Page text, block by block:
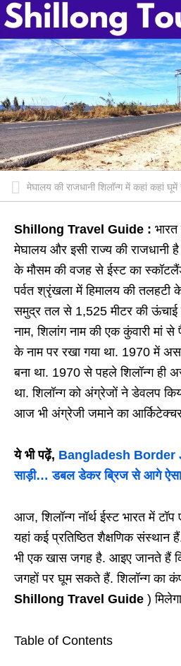
मेघालय की राजधानी शिलॉन्ग में कहां कहां
Shillong Travel Guide :
मेघालय और इसी राज्य की राजधानी है
के मौसम की वजह से ईस्ट का
पर्वत श्रृंखला में हिमालय की तलहटी
समुद्र तल से 1,525 मीटर की ऊंचाई
नाम, शिलांग नाम की एक कुंवारी मां से
के नाम पर रखा गया था. 1970 में
बना था. 1970 से पहले शिलॉन्ग ही
था. शिलॉन्ग को अंग्रेजों ने डेवलप
आज भी अंग्रेजी जमाने का आर्किटेक्चर
ये भी पढ़ें, Bangladesh Border
साड़ी… डबल डेकर ब्रिज से आगे
आज, शिलॉन्ग नॉर्थ ईस्ट भारत में
यहां कई प्रतिष्ठित शैक्षणिक संस्थान
भी एक खास जगह है. आइए जानते हैं
जगहों पर घूम सकते हैं. शिलॉन्ग का
Shillong Travel Guide )
Table of Contents